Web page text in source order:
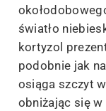
światło
kortyzol
podobnie jak
osiąga szczyt
obniżając się